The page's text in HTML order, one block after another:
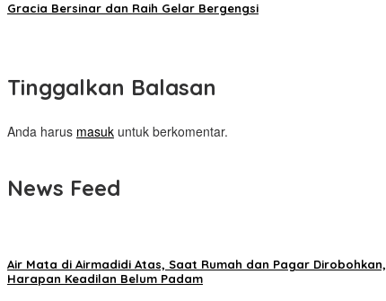
Gracia Bersinar dan Raih Gelar Bergengsi
Tinggalkan Balasan
Anda harus masuk untuk berkomentar.
News Feed
Air Mata di Airmadidi Atas, Saat Rumah dan Pagar Dirobohkan,
Harapan Keadilan Belum Padam